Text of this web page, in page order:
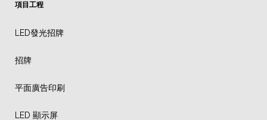
項目工程
LED發光招牌
招牌
平面廣告印刷
LED 顯示屏